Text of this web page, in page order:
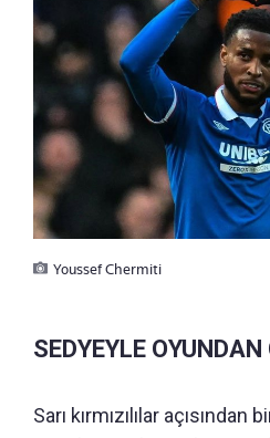
Youssef Chermiti
SEDYEYLE
Sarı kırmızılılar